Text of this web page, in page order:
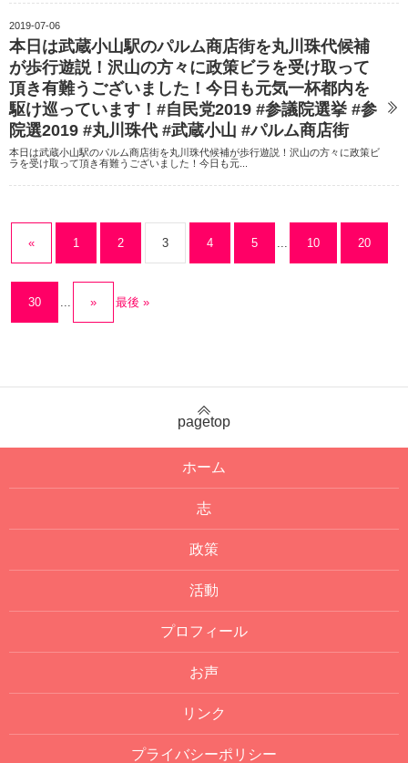
2019-07-06
本日は武蔵小山駅のパルム商店街を丸川珠代候補
が歩行遊説！沢山の方々に政策ビラを受け取って
頂き有難うございました！今日も元気一杯都内を
駆け巡っています！#自民党2019 #参議院選挙 #参
院選2019 #丸川珠代 #武蔵小山 #パルム商店街
本日は武蔵小山駅のパルム商店街を丸川珠代候補が歩行遊説！沢山の方々に政策ビ
ラを受け取って頂き有難うございました！今日も元...
« 1 2 3 4 5 10 20
30 » 最後 »
pagetop
ホーム
志
政策
活動
プロフィール
お声
リンク
プライバシーポリシー